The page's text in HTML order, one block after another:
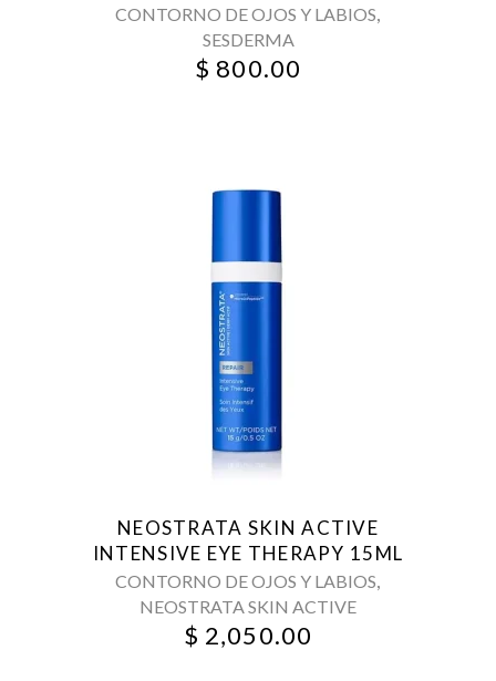
CONTORNO DE OJOS Y LABIOS,
SESDERMA
$ 800.00
NEOSTRATA SKIN ACTIVE
INTENSIVE EYE THERAPY 15ML
CONTORNO DE OJOS Y LABIOS,
NEOSTRATA SKIN ACTIVE
$ 2,050.00